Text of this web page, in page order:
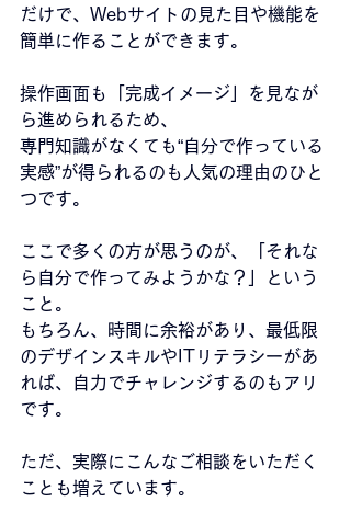
だけで、Webサイトの見た目や機能を
簡単に作ることができます。
操作画面も「完成イメージ」を見なが
ら進められるため、
専門知識がなくても“自分で作っている
実感”が得られるのも人気の理由のひと
つです。
ここで多くの方が思うのが、「それな
ら自分で作ってみようかな？」という
こと。
もちろん、時間に余裕があり、最低限
のデザインスキルやITリテラシーがあ
れば、自力でチャレンジするのもアリ
です。
ただ、実際にこんなご相談をいただく
ことも増えています。